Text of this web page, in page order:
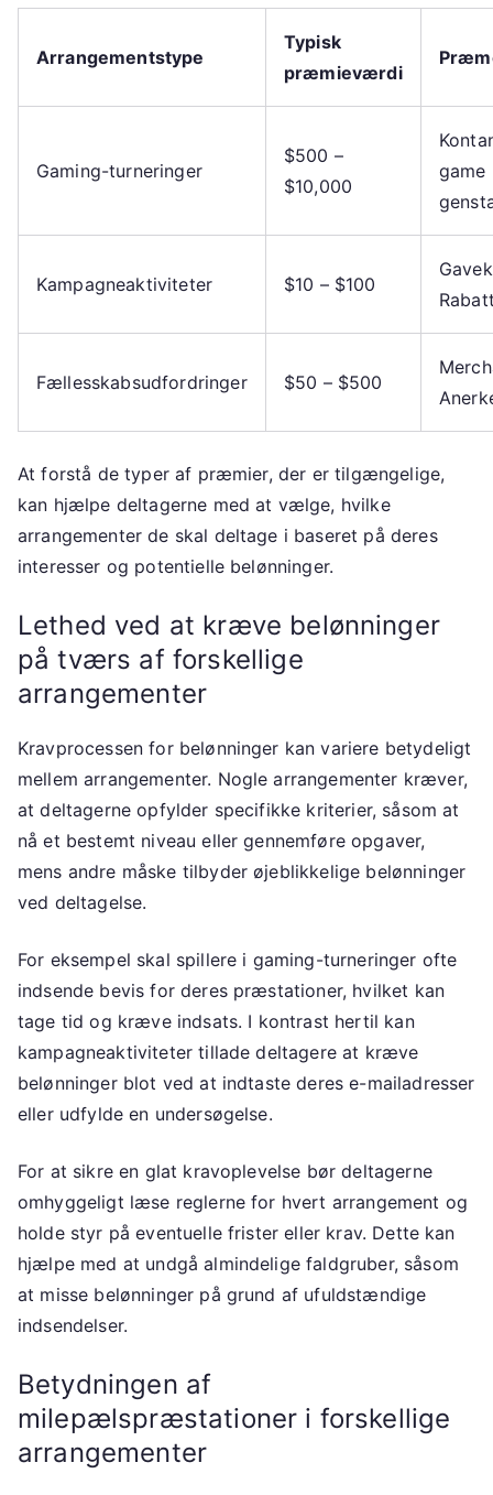
Arrangementstype
Typisk
præmieværdi
Gaming-turneringer
$500 –
$10,000
game
Kampagneaktiviteter $10 – $100
Fællesskabsudfordringer $50 – $500
At forstå de typer af præmier, der er tilgængelige,
kan hjælpe deltagerne med at vælge, hvilke
arrangementer de skal deltage i baseret på deres
interesser og potentielle belønninger.
Lethed ved at kræve belønninger
på tværs af forskellige
arrangementer
Kravprocessen for belønninger kan variere betydeligt
mellem arrangementer. Nogle arrangementer kræver,
at deltagerne opfylder specifikke kriterier, såsom at
nå et bestemt niveau eller gennemføre opgaver,
mens andre måske tilbyder øjeblikkelige belønninger
ved deltagelse.
For eksempel skal spillere i gaming-turneringer ofte
indsende bevis for deres præstationer, hvilket kan
tage tid og kræve indsats. I kontrast hertil kan
kampagneaktiviteter tillade deltagere at kræve
belønninger blot ved at indtaste deres e-mailadresser
eller udfylde en undersøgelse.
For at sikre en glat kravoplevelse bør deltagerne
omhyggeligt læse reglerne for hvert arrangement og
holde styr på eventuelle frister eller krav. Dette kan
hjælpe med at undgå almindelige faldgruber, såsom
at misse belønninger på grund af ufuldstændige
indsendelser.
Betydningen af
milepælspræstationer i forskellige
arrangementer